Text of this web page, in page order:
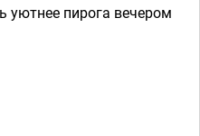
уютнее пирога вечером